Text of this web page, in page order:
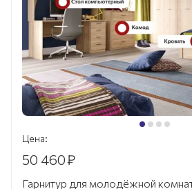
Цена:
50 460₽
Гарнитур для молодёжной